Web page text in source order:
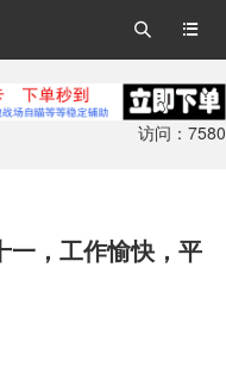


访问：7580
一，工作愉快，平